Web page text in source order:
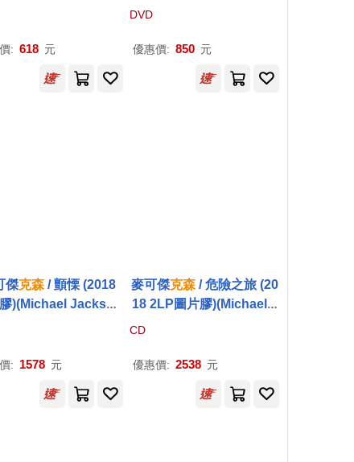
Michael: Songs Fr
: 618 元
on The Life of an Icon)
DVD
優惠價: 850 元
傑克森 / 顫慄 (2018
)(Michael Jackson
: 1578 元
麥可傑克森/ 危險之旅 (20
18 2LP圖片膠)(Michael J
ackson / Dangerous)
CD
優惠價: 2538 元